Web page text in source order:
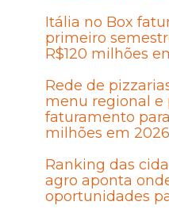
Itália no Box
primeiro
R$120 milhões
Rede de
menu regional e
faturamento
milhões em 2026
Ranking das
agro aponta
oportunidades